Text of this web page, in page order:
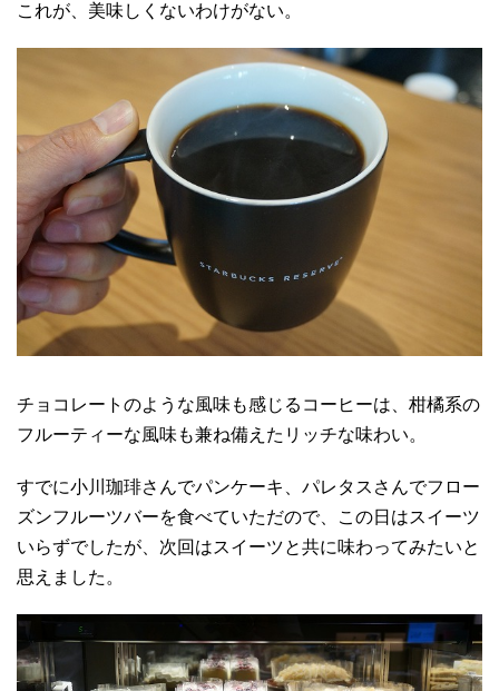
これが、美味しくないわけがない。
チョコレートのような風味も感じるコーヒーは、柑橘系の
フルーティーな風味も兼ね備えたリッチな味わい。
すでに小川珈琲さんでパンケーキ、パレタスさんでフロー
ズンフルーツバーを食べていただので、この日はスイーツ
いらずでしたが、次回はスイーツと共に味わってみたいと
思えました。